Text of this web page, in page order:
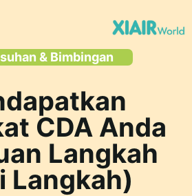
& Bimbingan
CDA Anda
Langkah
Langkah)